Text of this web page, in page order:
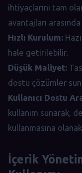
ihtiyaçlarını tam
avantajları
Hızlı Kurulum:
hale getirilebilir.
Düşük Maliyet:
dostu çözümler
Kullanıcı Dostu
kullanım sunarak,
kullanmasına
İçerik